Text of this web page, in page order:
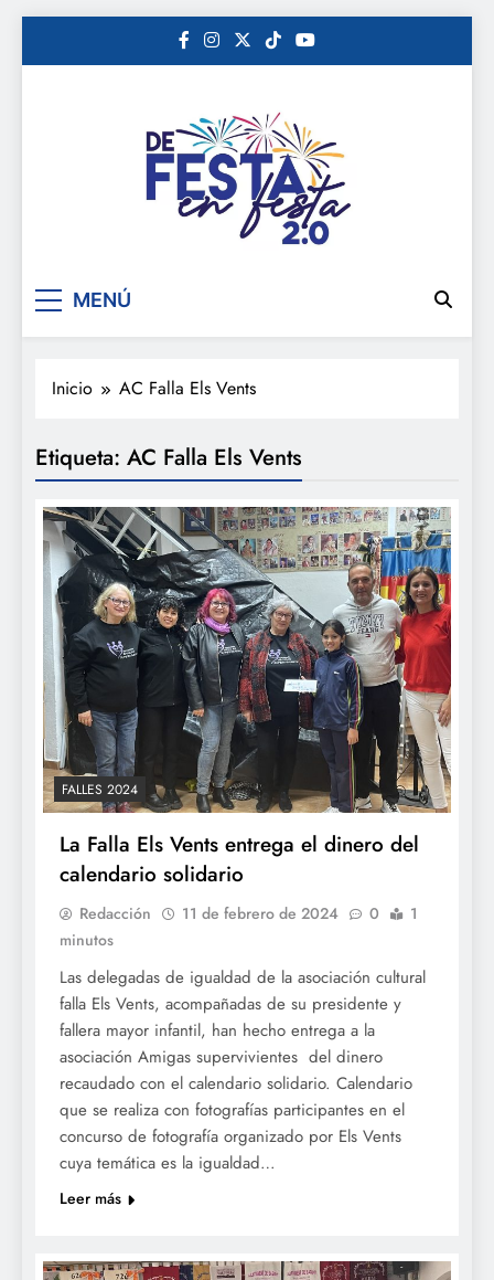
De festa en festa 2.0
MENÚ
Inicio AC Falla Els Vents
Etiqueta: AC Falla Els Vents
FALLES 2024
La Falla Els Vents entrega el dinero del
calendario solidario
Redacción 11 de febrero de 2024 0
1
minutos
Las delegadas de igualdad de la asociación cultural
falla Els Vents, acompañadas de su presidente y
fallera mayor infantil, han hecho entrega a la
asociación Amigas supervivientes del dinero
recaudado con el calendario solidario. Calendario
que se realiza con fotografías participantes en el
concurso de fotografía organizado por Els Vents
cuya temática es la igualdad…
Leer más